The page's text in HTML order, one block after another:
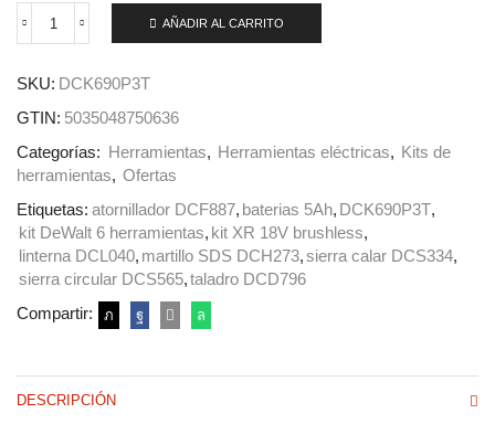
Kit
QW
XR
6
Herramientas
+
3
Baterias
5Ah
cantidad
AÑADIR AL CARRITO
SKU: DCK690P3T
GTIN: 5035048750636
Categorías:
Herramientas, Herramientas eléctricas, Kits de
herramientas, Ofertas
Etiquetas: atornillador DCF887, baterias 5Ah, DCK690P3T,
kit DeWalt 6 herramientas, kit XR 18V brushless,
linterna DCL040, martillo SDS DCH273,sierra calar DCS334,
sierra circular DCS565,taladro DCD796
Compartir:
DESCRIPCIÓN